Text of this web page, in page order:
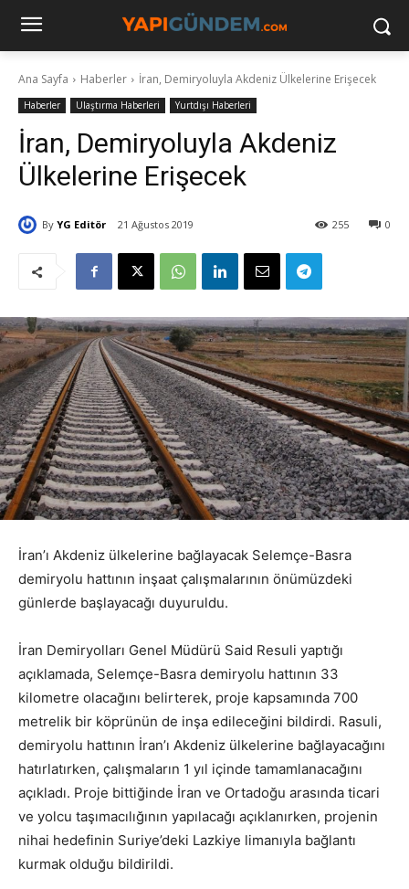
Ana Sayfa Haberler İran, Demiryoluyla Akdeniz Ülkelerine Erişecek
Haberler Ulaştırma Haberleri Yurtdışı Haberleri
İran, Demiryoluyla Akdeniz
Ülkelerine Erişecek
By YG Editör 21 Ağustos 2019 0
255
İran’ı Akdeniz ülkelerine bağlayacak Selemçe-Basra
demiryolu hattının inşaat çalışmalarının önümüzdeki
günlerde başlayacağı duyuruldu.
İran Demiryolları Genel Müdürü Said Resuli yaptığı
açıklamada, Selemçe-Basra demiryolu hattının 33
kilometre olacağını belirterek, proje kapsamında 700
metrelik bir köprünün de inşa edileceğini bildirdi. Rasuli,
demiryolu hattının İran’ı Akdeniz ülkelerine bağlayacağını
hatırlatırken, çalışmaların 1 yıl içinde tamamlanacağını
açıkladı. Proje bittiğinde İran ve Ortadoğu arasında ticari
ve yolcu taşımacılığının yapılacağı açıklanırken, projenin
nihai hedefinin Suriye’deki Lazkiye limanıyla bağlantı
kurmak olduğu bildirildi.